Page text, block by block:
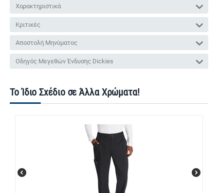
Χαρακτηριστικά
Κριτικές
Αποστολή Μηνύματος
Οδηγός Μεγεθών Ένδυσης Dickies
Το Ίδιο Σχέδιο σε Άλλα Χρώματα!